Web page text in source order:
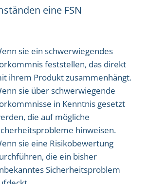
eine FSN
sie ein schwerwiegendes
feststellen, das direkt
ihrem Produkt zusammenhängt.
sie über schwerwiegende
in Kenntnis gesetzt
die auf mögliche
hinweisen.
sie eine Risikobewertung
die ein bisher
Sicherheitsproblem